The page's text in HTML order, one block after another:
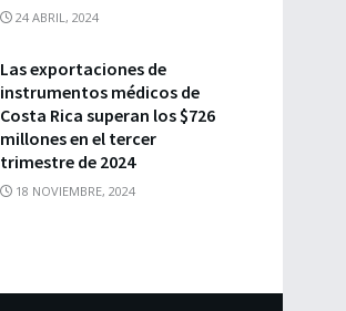
24 ABRIL, 2024
Las exportaciones de
instrumentos médicos de
Costa Rica superan los $726
millones en el tercer
trimestre de 2024
18 NOVIEMBRE, 2024